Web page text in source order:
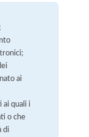
ai
ai quali i
o che
di